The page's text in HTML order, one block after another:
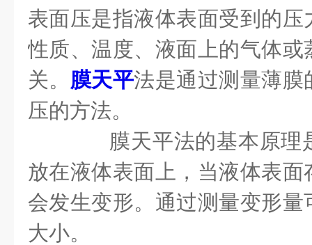
表面压是指液体表面受到的
性质、温度、液面上的气体
关。 膜天平法是通过测量薄膜
压的方法。
膜天平法的基本原理
放在液体表面上，当液体表
会发生变形。通过测量变形
大小。